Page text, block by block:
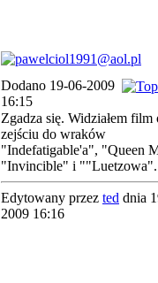
Dodano 19-06-2009
16:15
Zgadza się. Widziałem film
zejściu do wraków
"Indefatigable'a", "Queen
"Invincible" i ""Luetzowa".
Edytowany przez ted dnia
2009 16:16